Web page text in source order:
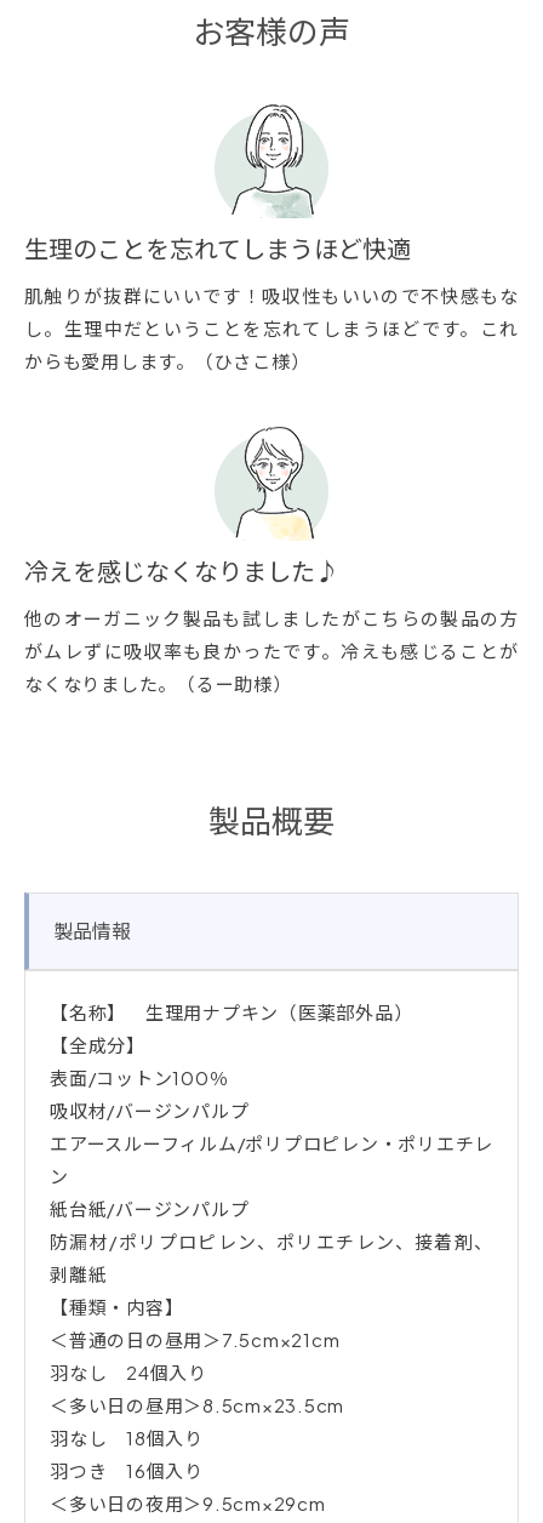
お客様の声
生理のことを忘れてしまうほど快適
肌触りが抜群にいいです！吸収性もいいので不快感もな
し。生理中だということを忘れてしまうほどです。これ
からも愛用します。（ひさこ様）
冷えを感じなくなりました♪
他のオーガニック製品も試しましたがこちらの製品の方
がムレずに吸収率も良かったです。冷えも感じることが
なくなりました。（るー助様）
製品概要
製品情報
【名称】 生理用ナプキン（医薬部外品）
【全成分】
表面/コットン100％
吸収材/バージンパルプ
エアースルーフィルム/ポリプロピレン・ポリエチレ
ン
紙台紙/バージンパルプ
防漏材/ポリプロピレン、ポリエチレン、接着剤、
剥離紙
【種類・内容】
＜普通の日の昼用＞7.5cm×21cm
羽なし 24個入り
＜多い日の昼用＞8.5cm×23.5cm
羽なし 18個入り
羽つき 16個入り
＜多い日の夜用＞9.5cm×29cm